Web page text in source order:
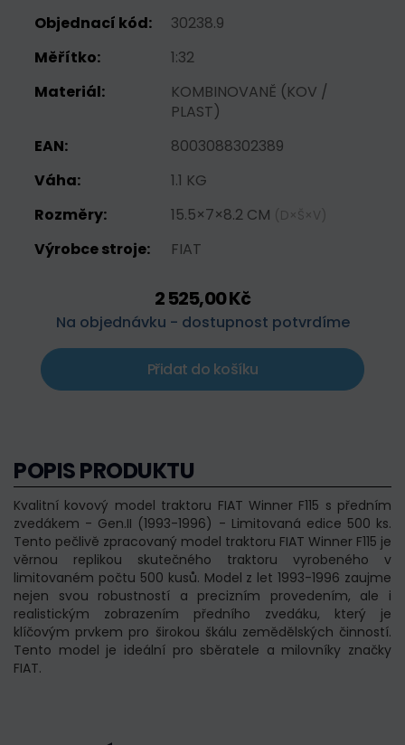
Objednací kód:
30238.9
Měřítko:
1:32
Materiál:
KOMBINOVANĚ (KOV /
PLAST)
EAN:
8003088302389
Váha:
1.1 KG
Rozměry:
15.5×7×8.2 CM (D×Š×V)
Výrobce stroje: FIAT
2 525,00 Kč
Na objednávku - dostupnost potvrdíme
Přidat do košíku
POPIS PRODUKTU
Kvalitní kovový model traktoru FIAT Winner F115 s předním
zvedákem - Gen.II (1993-1996) - Limitovaná edice 500 ks.
Tento pečlivě zpracovaný model traktoru FIAT Winner F115 je
věrnou replikou skutečného traktoru vyrobeného v
limitovaném počtu 500 kusů. Model z let 1993-1996 zaujme
nejen svou robustností a precizním provedením, ale i
realistickým zobrazením předního zvedáku, který je
klíčovým prvkem pro širokou škálu zemědělských činností.
Tento model je ideální pro sběratele a milovníky značky
FIAT.